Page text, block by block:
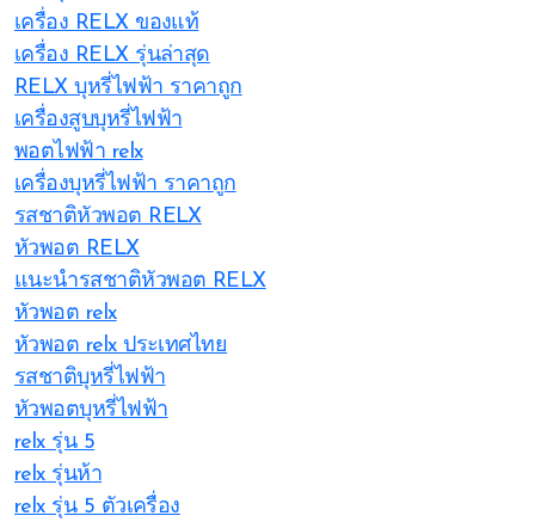
เครื่อง RELX ของแท้
เครื่อง RELX รุ่นล่าสุด
RELX บุหรี่ไฟฟ้า ราคาถูก
เครื่องสูบบุหรี่ไฟฟ้า
พอตไฟฟ้า relx
เครื่องบุหรี่ไฟฟ้า ราคาถูก
รสชาติหัวพอต RELX
หัวพอต RELX
แนะนำรสชาติหัวพอต RELX
หัวพอต relx
หัวพอต relx ประเทศไทย
รสชาติบุหรี่ไฟฟ้า
หัวพอตบุหรี่ไฟฟ้า
relx รุ่น 5
relx รุ่นห้า
relx รุ่น 5 ตัวเครื่อง